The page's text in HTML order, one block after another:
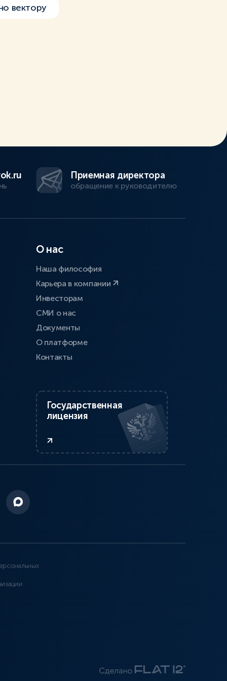
вектору
Приемная директора
обращение к руководителю
О нас
Наша философия
Карьера в компании
Инвесторам
СМИ о нас
Документы
О платформе
Контакты
Государственная
лицензия